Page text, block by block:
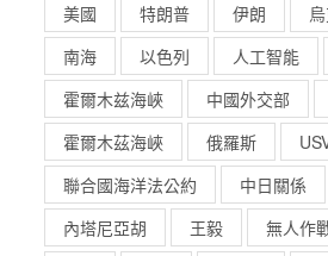
美國 特朗普 伊朗
南海
以色列 人工智能
霍爾木兹海峽
中國外交部
霍爾木茲海峽
俄羅斯
聯合國海洋法公約
中日關係
內塔尼亞胡
王毅 無人作